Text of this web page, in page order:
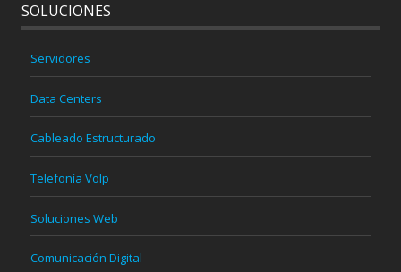
SOLUCIONES
Servidores
Data Centers
Cableado Estructurado
Telefonía VoIp
Soluciones Web
Comunicación Digital